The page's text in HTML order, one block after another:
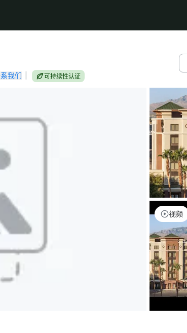
我们 可持续性认证
视频